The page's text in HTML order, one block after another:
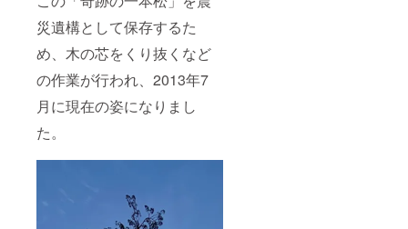
災遺構として保存するた
め、木の芯をくり抜くなど
の作業が行われ、2013年7
月に現在の姿になりまし
た。